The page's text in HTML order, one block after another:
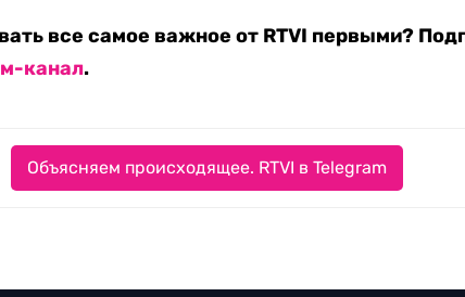
все самое важное от RTVI первыми?
канал.
Объясняем происходящее. RTVI в Telegram